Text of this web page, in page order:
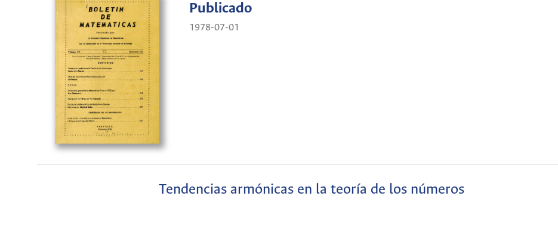
Publicado
1978-07-01
Tendencias armónicas en la teoría de los números